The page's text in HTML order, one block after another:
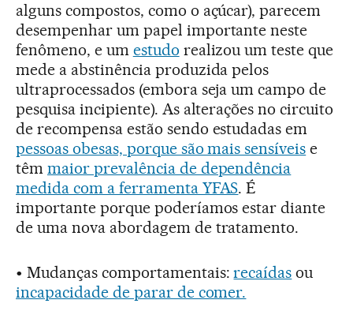
alguns compostos, como o açúcar), parecem
desempenhar um papel importante neste
fenômeno, e um estudo realizou um teste que
mede a abstinência produzida pelos
ultraprocessados (embora seja um campo de
pesquisa incipiente). As alterações no circuito
de recompensa estão sendo estudadas em
pessoas obesas, porque são mais sensíveis e
têm maior prevalência de dependência
medida com a ferramenta YFAS. É
importante porque poderíamos estar diante
de uma nova abordagem de tratamento.
• Mudanças comportamentais:recaídas ou
incapacidade de parar de comer.